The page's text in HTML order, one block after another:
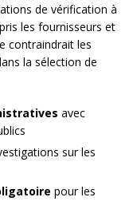
de vérification à
les fournisseurs et
contraindrait les
la sélection de
avec
sur les
pour les